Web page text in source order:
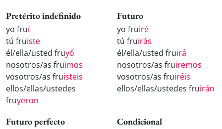
Pretérito indefinido
yo fruí
tú fruiste
él/ella/usted fruyó
nosotros/as fruimos
vosotros/as fruisteis
ellos/ellas/ustedes
fruyeron
Futuro
yo fruiré
tú fruirás
él/ella/usted fruirá
nosotros/as fruiremos
vosotros/as fruiréis
ellos/ellas/ustedes fruirán
Futuro perfecto Condicional